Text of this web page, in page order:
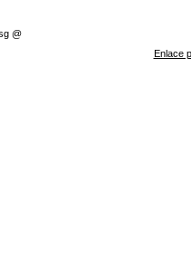
@
Enlace